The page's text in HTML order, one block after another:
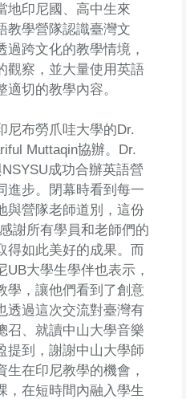
地印尼國、高中生來
教學營隊認識臺灣文
跨文化的教學情境，
觀察，並大量使用英語
切的教學內容。
尼布勞爪哇大學的Dr.
Muttaqin協辦。Dr.
成功合辦英語營
進步。閉幕時看到每一
與營隊老師道別，這份
謝所有學員和老師們的
得如此美好的成果。而
大學生學伴也表示，
學，讓他們看到了創意
透過這次交流對臺灣有
召、就讀中山大學音樂
提到，謝謝中山大學師
在印尼教學的機會，
，在短時間內融入學生